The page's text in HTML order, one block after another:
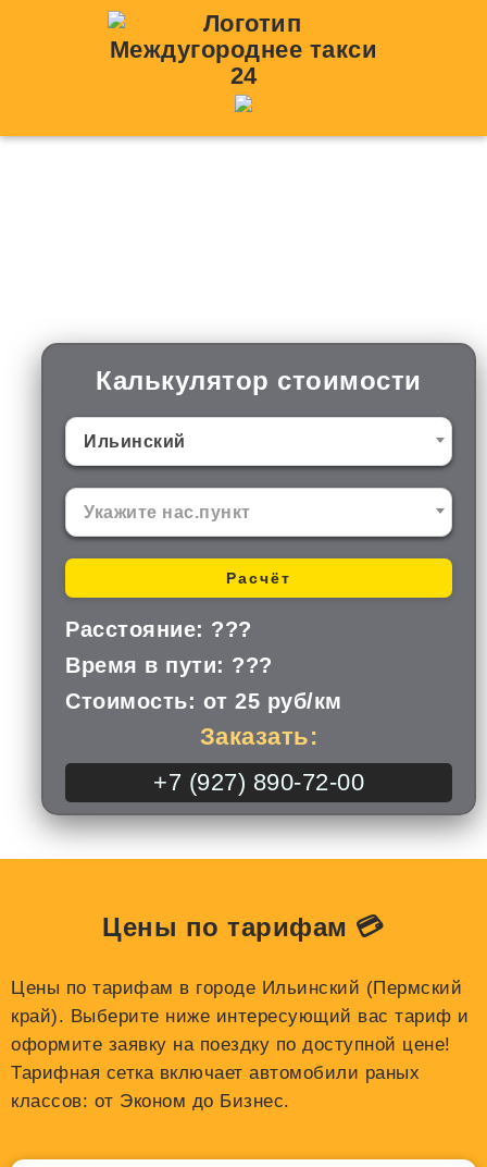
Калькулятор стоимости
Ильинский
Укажите нас.пункт
Расчёт
Расстояние: ???
Время в пути: ???
Стоимость: от 25 руб/км
Заказать:
+7 (927) 890-72-00
Цены по тарифам 💳
Цены по тарифам в городе Ильинский (Пермский
край). Выберите ниже интересующий вас тариф и
оформите заявку на поездку по доступной цене!
Тарифная сетка включает автомобили раных
классов: от Эконом до Бизнес.